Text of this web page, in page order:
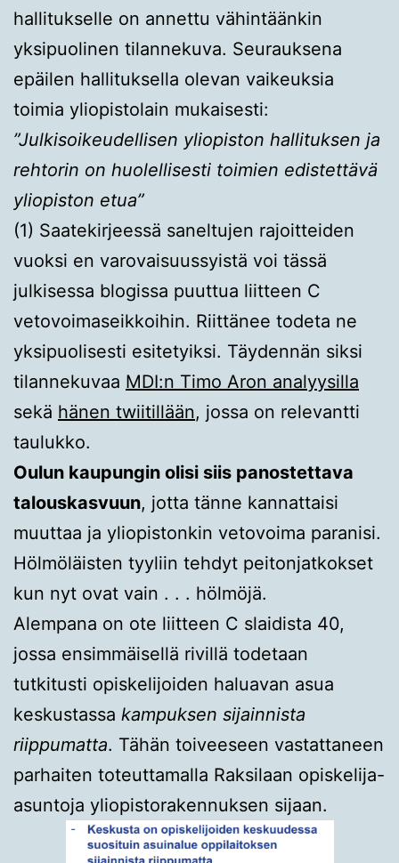
hallitukselle on annettu vähintäänkin
yksipuolinen tilannekuva. Seurauksena
epäilen hallituksella olevan vaikeuksia
toimia yliopistolain mukaisesti:
”Julkisoikeudellisen yliopiston hallituksen ja
rehtorin on huolellisesti toimien edistettävä
yliopiston etua”
(1) Saatekirjeessä saneltujen rajoitteiden
vuoksi en varovaisuussyistä voi tässä
julkisessa blogissa puuttua liitteen C
vetovoimaseikkoihin. Riittänee todeta ne
yksipuolisesti esitetyiksi. Täydennän siksi
tilannekuvaa MDI:n Timo Aron analyysilla
sekä hänen twiitillään, jossa on relevantti
taulukko.
Oulun kaupungin olisi siis panostettava
talouskasvuun, jotta tänne kannattaisi
muuttaa ja yliopistonkin vetovoima paranisi.
Hölmöläisten tyyliin tehdyt peitonjatkokset
kun nyt ovat vain . . . hölmöjä.
Alempana on ote liitteen C slaidista 40,
jossa ensimmäisellä rivillä todetaan
tutkitusti opiskelijoiden haluavan asua
keskustassa kampuksen sijainnista
riippumatta. Tähän toiveeseen vastattaneen
parhaiten toteuttamalla Raksilaan opiskelija-
asuntoja yliopistorakennuksen sijaan.